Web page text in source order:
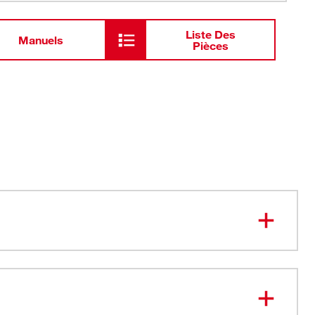
Manuels
Liste Des
Pièces